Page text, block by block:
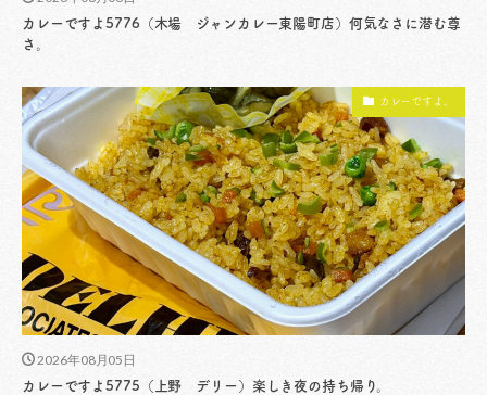
カレーですよ5776（木場 ジャンカレー東陽町店）何気なさに潜む尊
さ。
カレーですよ。
2026年08月05日
カレーですよ5775（上野 デリー）楽しき夜の持ち帰り。